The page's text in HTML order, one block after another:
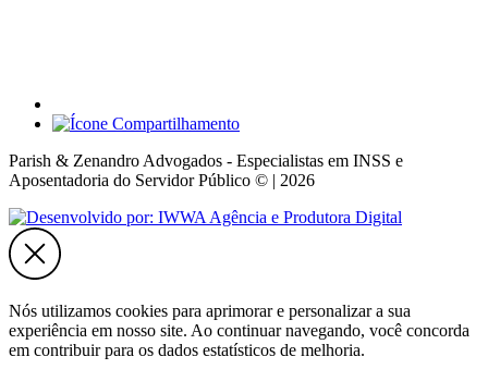
Parish & Zenandro Advogados - Especialistas em INSS e
Aposentadoria do Servidor Público © | 2026
Nós utilizamos cookies para aprimorar e personalizar a sua
experiência em nosso site. Ao continuar navegando, você concorda
em contribuir para os dados estatísticos de melhoria.